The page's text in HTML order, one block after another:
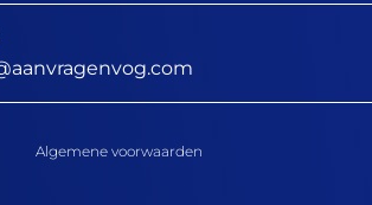
Algemene voorwaarden